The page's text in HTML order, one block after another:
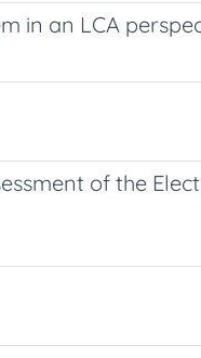
in an LCA
of the